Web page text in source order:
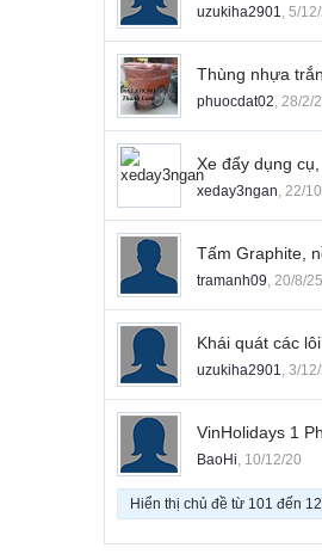
uzukiha2901, 5/
Thùng nhựa
phuocdat02, 28/2/
Xe đẩy dụng
xeday3ngan, 22/
Tấm Graphite,
tramanh09, 20/8/25
Khái quát các
uzukiha2901, 3/
VinHolidays 1
BaoHi, 10/12/20
Hiển thị chủ đề từ 101 đến